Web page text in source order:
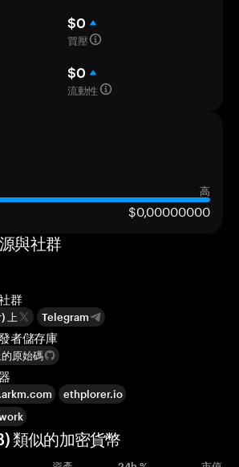
$0
買壓
$0
流動性
高
$0,00000000
與社群
群
上 Telegram
者儲存庫
原始碼
ethplorer.io
類似的加密貨幣